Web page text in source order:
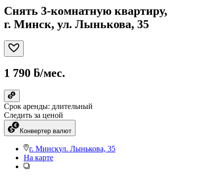
Снять 3-комнатную квартиру,
г. Минск, ул. Лынькова, 35
1 790 ƃ/мес.
Срок аренды: длительный
Следить за ценой
Конвертер валют
г. Минскул. Лынькова, 35
На карте